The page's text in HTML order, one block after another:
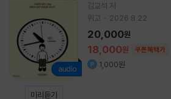
미리듣기
김교석 저
위고
2026.8.22.
18,000원 쿠폰혜택가
20,000원
1,000원